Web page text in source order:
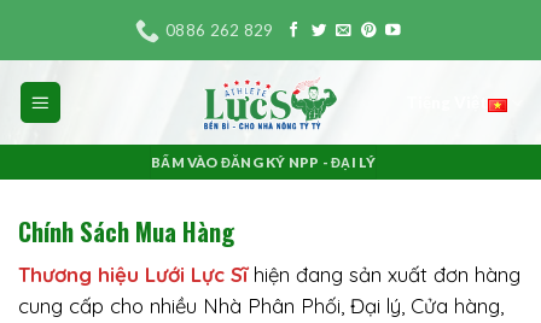
nội
dung
0886 262 829
BẤM VÀO ĐĂNG KÝ NPP - ĐẠI LÝ
Chính Sách Mua Hàng
Thương hiệu Lưới Lực Sĩhiện đang sản xuất đơn hàng
cung cấp cho nhiều Nhà Phân Phối, Đại lý, Cửa hàng,